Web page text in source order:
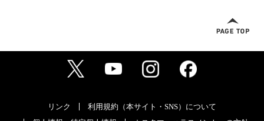
リンク
利用規約（本サイト・SNS）について